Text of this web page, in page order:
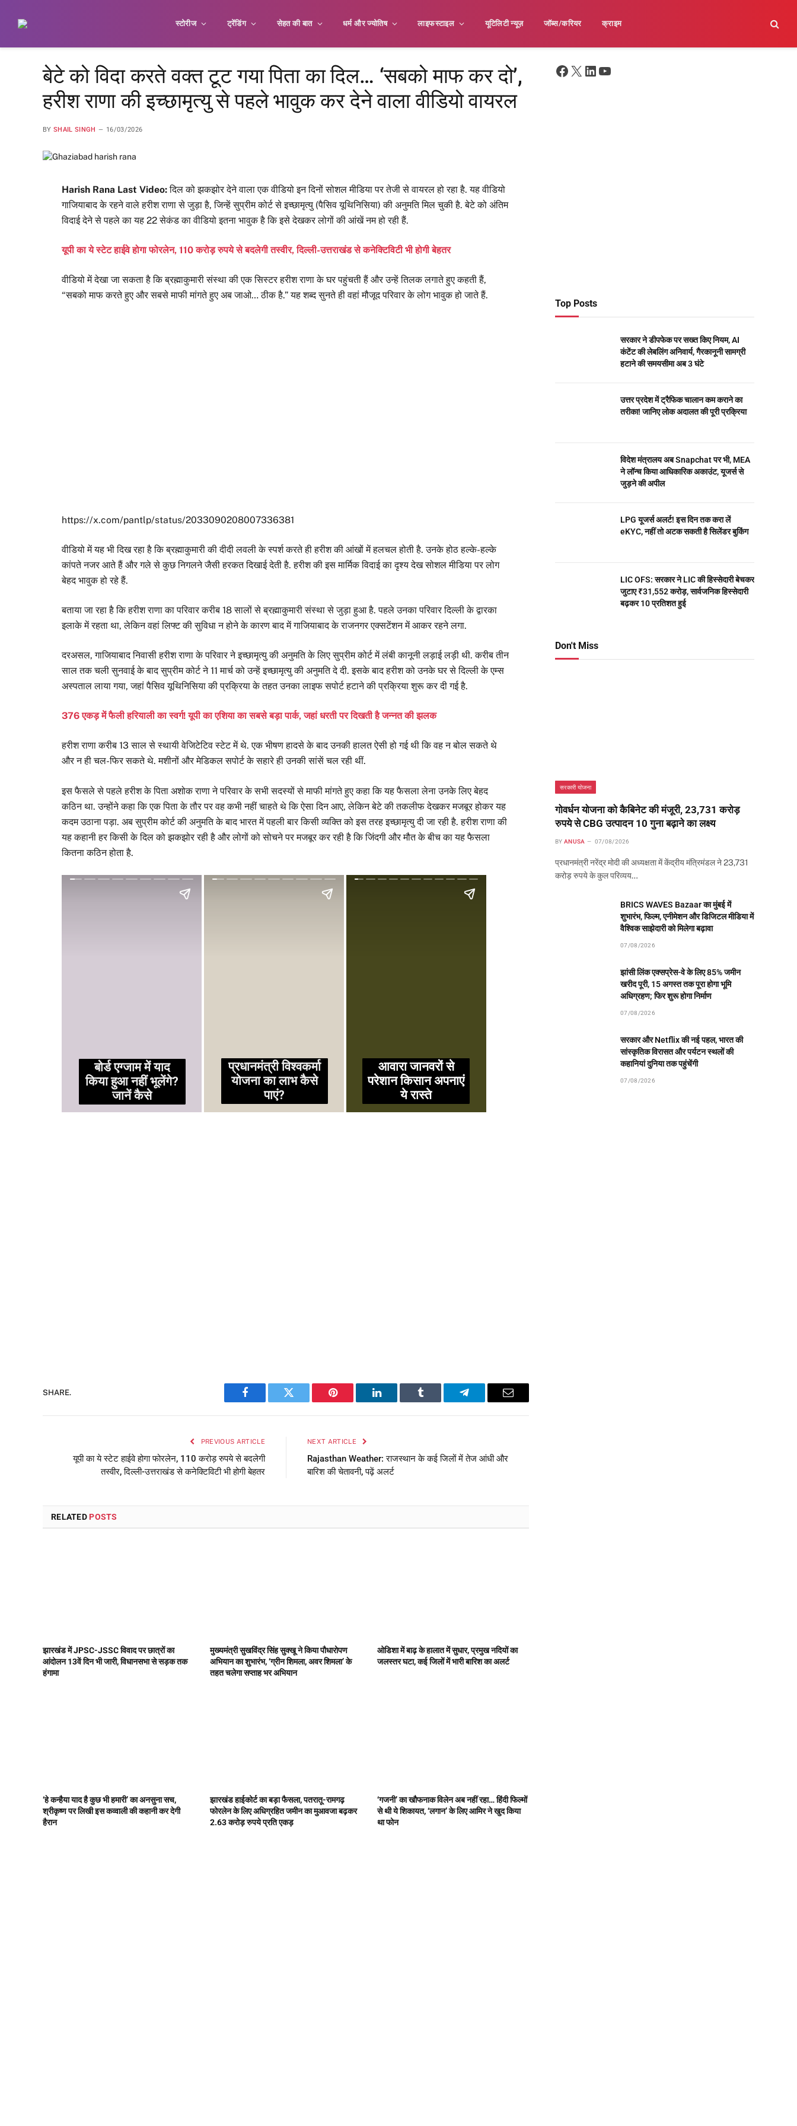
स्टोरीज ट्रेंडिंग सेहत की बात धर्म और ज्योतिष लाइफस्टाइल यूटिलिटी न्यूज़ जॉब्स/करियर क्राइम
बेटे को विदा करते वक्त टूट गया पिता का दिल… ‘सबको माफ कर दो’,
हरीश राणा की इच्छामृत्यु से पहले भावुक कर देने वाला वीडियो वायरल
BY SHAIL SINGH 16/03/2026
Harish Rana Last Video:दिल को झकझोर देने वाला एक वीडियो इन दिनों सोशल मीडिया पर तेजी से वायरल हो रहा है. यह वीडियो
गाजियाबाद के रहने वाले हरीश राणा से जुड़ा है, जिन्हें सुप्रीम कोर्ट से इच्छामृत्यु (पैसिव यूथिनिसिया) की अनुमति मिल चुकी है. बेटे को अंतिम
विदाई देने से पहले का यह 22 सेकंड का वीडियो इतना भावुक है कि इसे देखकर लोगों की आंखें नम हो रही हैं.
यूपी का ये स्टेट हाईवे होगा फोरलेन, 110 करोड़ रुपये से बदलेगी तस्वीर, दिल्ली-उत्तराखंड से कनेक्टिविटी भी होगी बेहतर
वीडियो में देखा जा सकता है कि ब्रह्माकुमारी संस्था की एक सिस्टर हरीश राणा के घर पहुंचती हैं और उन्हें तिलक लगाते हुए कहती हैं,
“सबको माफ करते हुए और सबसे माफी मांगते हुए अब जाओ… ठीक है.” यह शब्द सुनते ही वहां मौजूद परिवार के लोग भावुक हो जाते हैं.
https://x.com/pantlp/status/2033090208007336381
वीडियो में यह भी दिख रहा है कि ब्रह्माकुमारी की दीदी लवली के स्पर्श करते ही हरीश की आंखों में हलचल होती है. उनके होठ हल्के-हल्के
कांपते नजर आते हैं और गले से कुछ निगलने जैसी हरकत दिखाई देती है. हरीश की इस मार्मिक विदाई का दृश्य देख सोशल मीडिया पर लोग
बेहद भावुक हो रहे हैं.
बताया जा रहा है कि हरीश राणा का परिवार करीब 18 सालों से ब्रह्माकुमारी संस्था से जुड़ा हुआ है. पहले उनका परिवार दिल्ली के द्वारका
इलाके में रहता था, लेकिन वहां लिफ्ट की सुविधा न होने के कारण बाद में गाजियाबाद के राजनगर एक्सटेंशन में आकर रहने लगा.
दरअसल, गाजियाबाद निवासी हरीश राणा के परिवार ने इच्छामृत्यु की अनुमति के लिए सुप्रीम कोर्ट में लंबी कानूनी लड़ाई लड़ी थी. करीब तीन
साल तक चली सुनवाई के बाद सुप्रीम कोर्ट ने 11 मार्च को उन्हें इच्छामृत्यु की अनुमति दे दी. इसके बाद हरीश को उनके घर से दिल्ली के एम्स
अस्पताल लाया गया, जहां पैसिव यूथिनिसिया की प्रक्रिया के तहत उनका लाइफ सपोर्ट हटाने की प्रक्रिया शुरू कर दी गई है.
376 एकड़ में फैली हरियाली का स्वर्ग! यूपी का एशिया का सबसे बड़ा पार्क, जहां धरती पर दिखती है जन्नत की झलक
हरीश राणा करीब 13 साल से स्थायी वेजिटेटिव स्टेट में थे. एक भीषण हादसे के बाद उनकी हालत ऐसी हो गई थी कि वह न बोल सकते थे
और न ही चल-फिर सकते थे. मशीनों और मेडिकल सपोर्ट के सहारे ही उनकी सांसें चल रही थीं.
इस फैसले से पहले हरीश के पिता अशोक राणा ने परिवार के सभी सदस्यों से माफी मांगते हुए कहा कि यह फैसला लेना उनके लिए बेहद
कठिन था. उन्होंने कहा कि एक पिता के तौर पर वह कभी नहीं चाहते थे कि ऐसा दिन आए, लेकिन बेटे की तकलीफ देखकर मजबूर होकर यह
कदम उठाना पड़ा. अब सुप्रीम कोर्ट की अनुमति के बाद भारत में पहली बार किसी व्यक्ति को इस तरह इच्छामृत्यु दी जा रही है. हरीश राणा की
यह कहानी हर किसी के दिल को झकझोर रही है और लोगों को सोचने पर मजबूर कर रही है कि जिंदगी और मौत के बीच का यह फैसला
कितना कठिन होता है.
SHARE.
Facebook Twitter Pinterest LinkedIn Tumblr Telegram Email
PREVIOUS ARTICLE
यूपी का ये स्टेट हाईवे होगा फोरलेन, 110 करोड़ रुपये से बदलेगी
तस्वीर, दिल्ली-उत्तराखंड से कनेक्टिविटी भी होगी बेहतर
NEXT ARTICLE
Rajasthan Weather: राजस्थान के कई जिलों में तेज आंधी और
बारिश की चेतावनी, पढ़ें अलर्ट
RELATED POSTS
झारखंड में JPSC-JSSC विवाद पर छात्रों का
आंदोलन 13वें दिन भी जारी, विधानसभा से सड़क तक
हंगामा
मुख्यमंत्री सुखविंद्र सिंह सुक्खू ने किया पौधारोपण
अभियान का शुभारंभ, ‘ग्रीन शिमला, अवर शिमला’ के
तहत चलेगा सप्ताह भर अभियान
ओडिशा में बाढ़ के हालात में सुधार, प्रमुख नदियों का
जलस्तर घटा, कई जिलों में भारी बारिश का अलर्ट
‘हे कन्हैया याद है कुछ भी हमारी’ का अनसुना सच,
श्रीकृष्ण पर लिखी इस कव्वाली की कहानी कर देगी
हैरान
झारखंड हाईकोर्ट का बड़ा फैसला, पतरातू-रामगढ़
फोरलेन के लिए अधिग्रहित जमीन का मुआवजा बढ़कर
2.63 करोड़ रुपये प्रति एकड़
‘गजनी’ का खौफनाक विलेन अब नहीं रहा… हिंदी फिल्मों
से थी ये शिकायत, ‘लगान’ के लिए आमिर ने खुद किया
था फोन
Facebook
X LinkedIn
YouTube
Top Posts
सरकार ने डीपफेक पर सख्त किए नियम, AI
कंटेंट की लेबलिंग अनिवार्य, गैरकानूनी सामग्री
हटाने की समयसीमा अब 3 घंटे
उत्तर प्रदेश में ट्रैफिक चालान कम कराने का
तरीका! जानिए लोक अदालत की पूरी प्रक्रिया
विदेश मंत्रालय अब Snapchat पर भी, MEA
ने लॉन्च किया आधिकारिक अकाउंट, यूजर्स से
जुड़ने की अपील
LPG यूजर्स अलर्ट! इस दिन तक करा लें
eKYC, नहीं तो अटक सकती है सिलेंडर बुकिंग
LIC OFS: सरकार ने LIC की हिस्सेदारी बेचकर
जुटाए ₹31,552 करोड़, सार्वजनिक हिस्सेदारी
बढ़कर 10 प्रतिशत हुई
Don't Miss
सरकारी योजना
गोवर्धन योजना को कैबिनेट की मंजूरी, 23,731 करोड़
रुपये से CBG उत्पादन 10 गुना बढ़ाने का लक्ष्य
BY ANUSA 07/08/2026
प्रधानमंत्री नरेंद्र मोदी की अध्यक्षता में केंद्रीय मंत्रिमंडल ने 23,731
करोड़ रुपये के कुल परिव्यय…
BRICS WAVES Bazaar का मुंबई में
शुभारंभ, फिल्म, एनीमेशन और डिजिटल मीडिया में
वैश्विक साझेदारी को मिलेगा बढ़ावा
07/08/2026
झांसी लिंक एक्सप्रेस-वे के लिए 85% जमीन
खरीद पूरी, 15 अगस्त तक पूरा होगा भूमि
अधिग्रहण; फिर शुरू होगा निर्माण
07/08/2026
सरकार और Netflix की नई पहल, भारत की
सांस्कृतिक विरासत और पर्यटन स्थलों की
कहानियां दुनिया तक पहुंचेंगी
07/08/2026